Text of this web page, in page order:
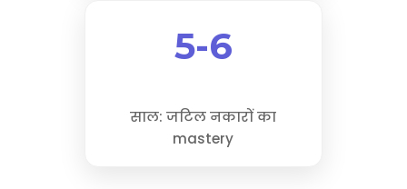
5-6
साल: जटिल नकारों का
mastery